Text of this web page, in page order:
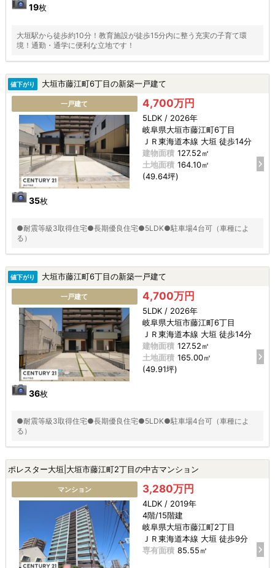
19枚
大垣駅から徒歩約10分！教育施設が徒歩15分内に整う充実の子育て環
境！通勤・通学に便利な立地です！
値下がり 大垣市藤江町6丁目の新築一戸建て
一戸建て
35枚
4,700万円
5LDK / 2026年
岐阜県大垣市藤江町6丁目
ＪＲ東海道本線 大垣 徒歩14分
建物面積 127.52㎡
土地面積 164.10㎡
(49.64坪)
●耐震等級3取得住宅●長期優良住宅●5LDK●駐車場4台可（車種によ
る）
値下がり 大垣市藤江町6丁目の新築一戸建て
一戸建て
36枚
4,700万円
5LDK / 2026年
岐阜県大垣市藤江町6丁目
ＪＲ東海道本線 大垣 徒歩14分
建物面積 127.52㎡
土地面積 165.00㎡
(49.91坪)
●耐震等級3取得住宅●長期優良住宅●5LDK●駐車場4台可（車種によ
る）
ポレスター大垣|大垣市藤江町2丁目の中古マンション
マンション 3,280万円
4LDK / 2019年
4階/15階建
岐阜県大垣市藤江町2丁目
ＪＲ東海道本線 大垣 徒歩9分
専有面積 85.55㎡